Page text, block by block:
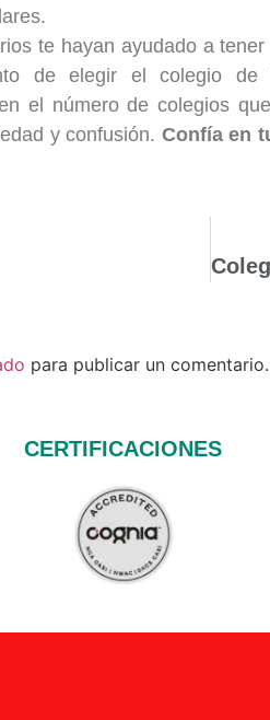
te hayan ayudado a
de elegir el colegio de
el número de colegios
y confusión. Confía en
para publicar un comentario.
CERTIFICACIONES